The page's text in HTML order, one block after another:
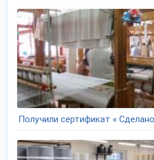
Получили сертификат «